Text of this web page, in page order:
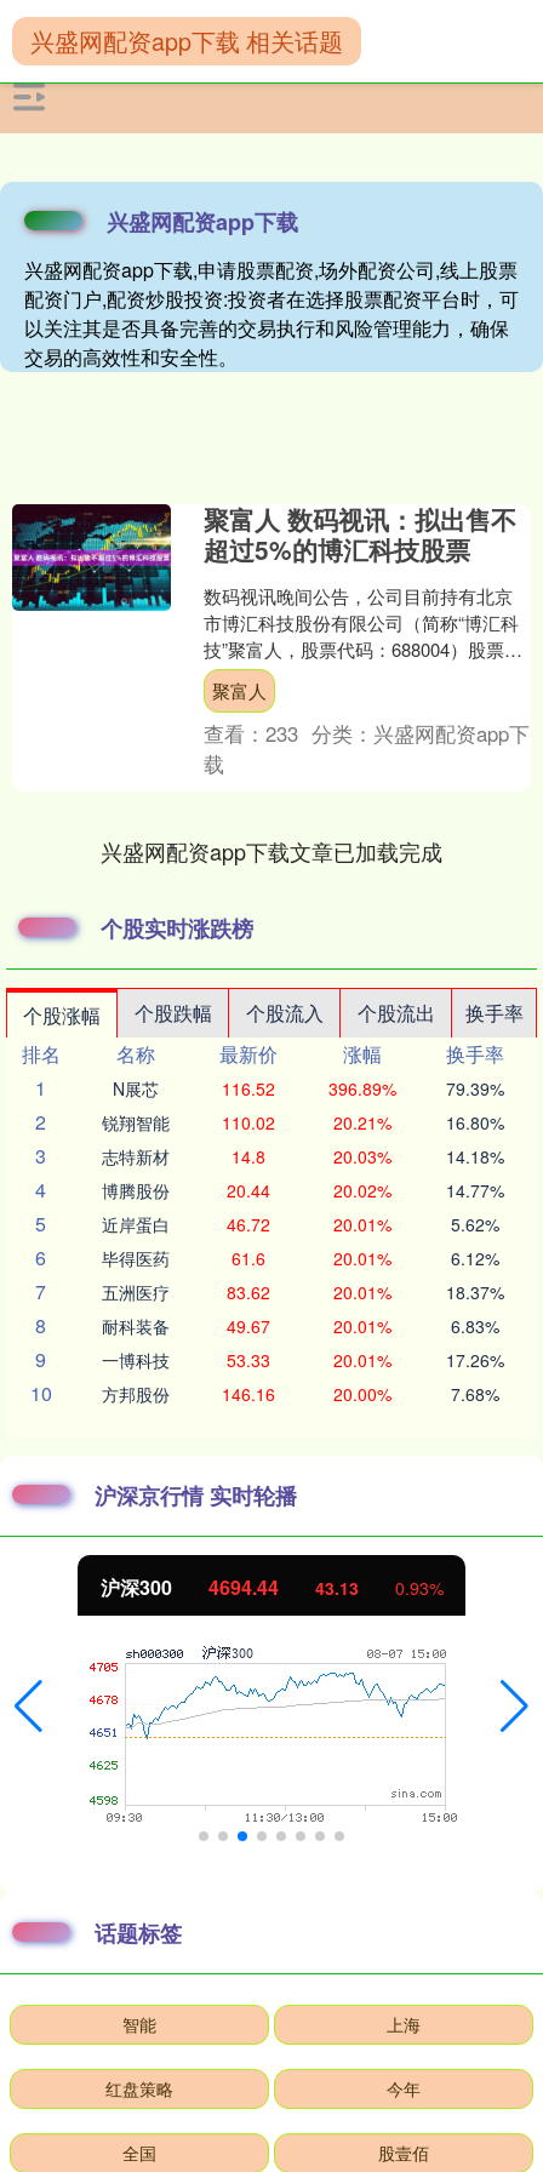
兴盛网配资app下载
兴盛网配资app下载,申请股票配资,场外配资公司,线上股票
配资门户,配资炒股投资:投资者在选择股票配资平台时，可
以关注其是否具备完善的交易执行和风险管理能力，确保
交易的高效性和安全性。
兴盛网配资app下载 相关话题
聚富人 数码视讯：拟出售不
超过5%的博汇科技股票
数码视讯晚间公告，公司目前持有北京
市博汇科技股份有限公司（简称“博汇科
技”聚富人，股票代码：688004）股票
659.39万股，占其总股本的比例为
8.23%。公....
聚富人
查看：233 分类： 兴盛网配资app下
载
兴盛网配资app下载文章已加载完成
个股实时涨跌榜
个股涨幅 个股跌幅 个股流入 个股流出
换手率
排名
名称 最新价 涨幅
换手率
1
N展芯 116.52 396.89% 79.39%
2 锐翔智能 110.02 20.21% 16.80%
3 志特新材 14.8 20.03% 14.18%
4 博腾股份 20.44 20.02% 14.77%
5 近岸蛋白 46.72 20.01% 5.62%
6 毕得医药 61.6 20.01% 6.12%
7 五洲医疗 83.62 20.01% 18.37%
8 耐科装备 49.67 20.01% 6.83%
9 一博科技 53.33 20.01% 17.26%
10 方邦股份 146.16 20.00% 7.68%
沪深京行情 实时轮播
北证50 1134.24 11.37 1.01%
话题标签
智能 上海
红盘策略 今年
全国 股壹佰